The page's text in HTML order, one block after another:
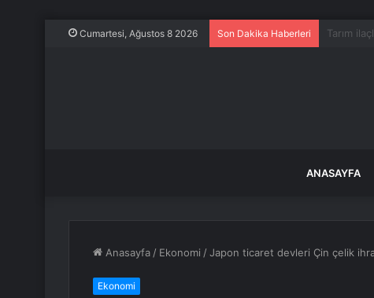
Cumartesi, Ağustos 8 2026 Son Dakika Haberleri Evine
ANASAYFA
Anasayfa / Ekonomi /Japon ticaret devleri Çin çelik
Ekonomi